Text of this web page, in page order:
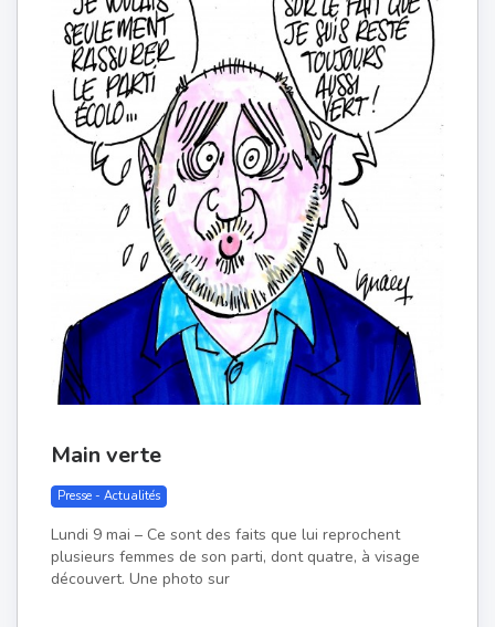
Main verte
Presse - Actualités
Lundi 9 mai – Ce sont des faits que lui reprochent
plusieurs femmes de son parti, dont quatre, à visage
découvert. Une photo sur